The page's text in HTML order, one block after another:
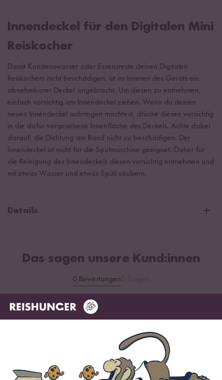
Innendeckel für den Digitalen Mini
Reiskocher
Damit Kondenswasser oder Essensreste deinen Digitalen
Reiskochers nicht beschädigen, ist im Inneren des Geräts ein
abnehmbarer Deckel angebracht. Um diesen zu entnehmen,
einfach vorsichtig am Innendeckel ziehen. Wenn du deinen
neuen Innendeckel anbringen möchtest, drücke diesen vorsichtig
in die dafür vorgesehene Innenfläche des Deckels. Achte dabei
darauf, die Dichtung am Rand nicht zu beschädigen. Der
Innendeckel ist nicht für die Spülmaschine geeignet. Daher für
die Reinigung des Innendeckels diesen vorsichtig entnehmen und
mit etwas Wasser und etwas Spüli säubern.
Details
Das sagen unsere Kund:innen
0 Bewertungen
Infos zur Echtheit der Bewertungen